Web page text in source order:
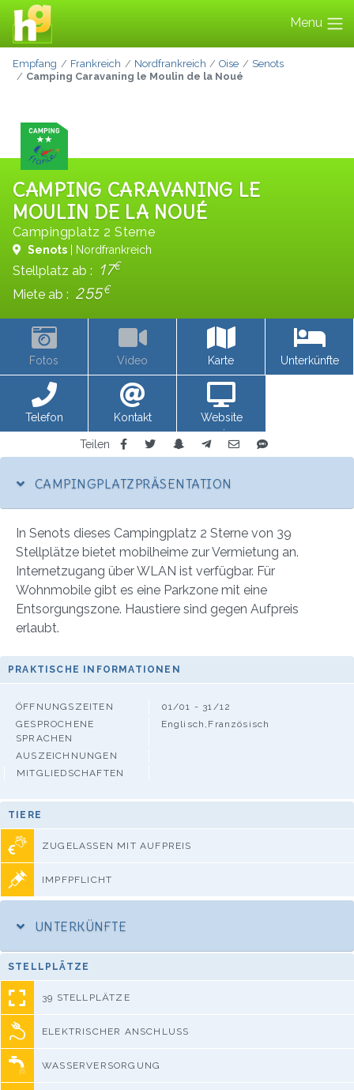
Menu
Empfang Frankreich Nordfrankreich Oise
Senots
Camping Caravaning le Moulin de la Noué
CAMPING CARAVANING LE
MOULIN DE LA NOUÉ
Campingplatz 2 Sterne
Senots | Nordfrankreich
Stellplatz ab : 17€
Miete ab : 255€
Fotos Video Karte Unterkünfte
Telefon Kontakt
Website
anzeigen
Teilen
CAMPINGPLATZPRÄSENTATION
In Senots dieses Campingplatz 2 Sterne von 39
Stellplätze bietet mobilheime zur Vermietung an.
Internetzugang über WLAN ist verfügbar. Für
Wohnmobile gibt es eine Parkzone mit eine
Entsorgungszone. Haustiere sind gegen Aufpreis
erlaubt.
PRAKTISCHE INFORMATIONEN
ÖFFNUNGSZEITEN
01/01 - 31/12
GESPROCHENE
SPRACHEN
Englisch,Französisch
AUSZEICHNUNGEN
MITGLIEDSCHAFTEN
TIERE
ZUGELASSEN MIT AUFPREIS
IMPFPFLICHT
UNTERKÜNFTE
STELLPLÄTZE
39 STELLPLÄTZE
ELEKTRISCHER ANSCHLUSS
WASSERVERSORGUNG